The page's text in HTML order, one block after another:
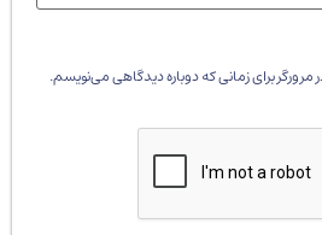
برای زمانی که دوباره دیدگاهی می‌نویسم.